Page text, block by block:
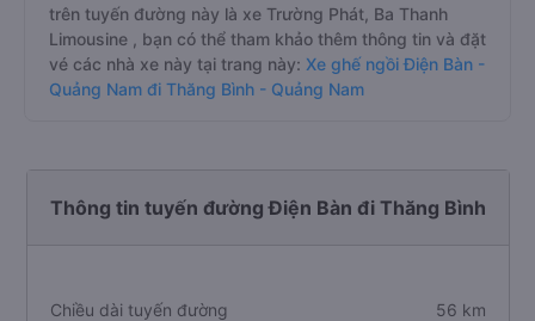
trên tuyến đường này là xe Trường Phát, Ba Thanh
Limousine , bạn có thể tham khảo thêm thông tin và đặt
vé các nhà xe này tại trang này: Xe ghế ngồi Điện Bàn -
Quảng Nam đi Thăng Bình - Quảng Nam
Thông tin tuyến đường Điện Bàn đi Thăng Bình
Chiều dài tuyến đường 56 km